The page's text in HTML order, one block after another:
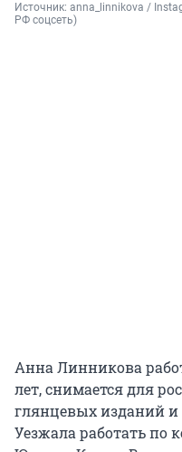
Источник: anna_linnikova /
РФ соцсеть)
Анна Линникова
лет, снимается для
глянцевых изданий и
Уезжала работать по